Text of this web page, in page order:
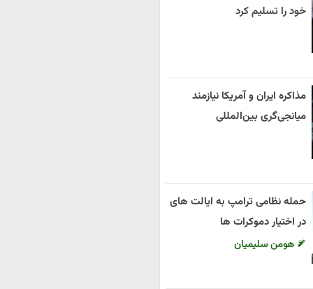
خود را تسلیم کرد
مذاکره ایران و آمریکا نیازمند
میانجی‌گری بین‌المللی
حمله نظامی ترامپ به ایالت های
در اختیار دموکرات ها
هومن سلیمیان